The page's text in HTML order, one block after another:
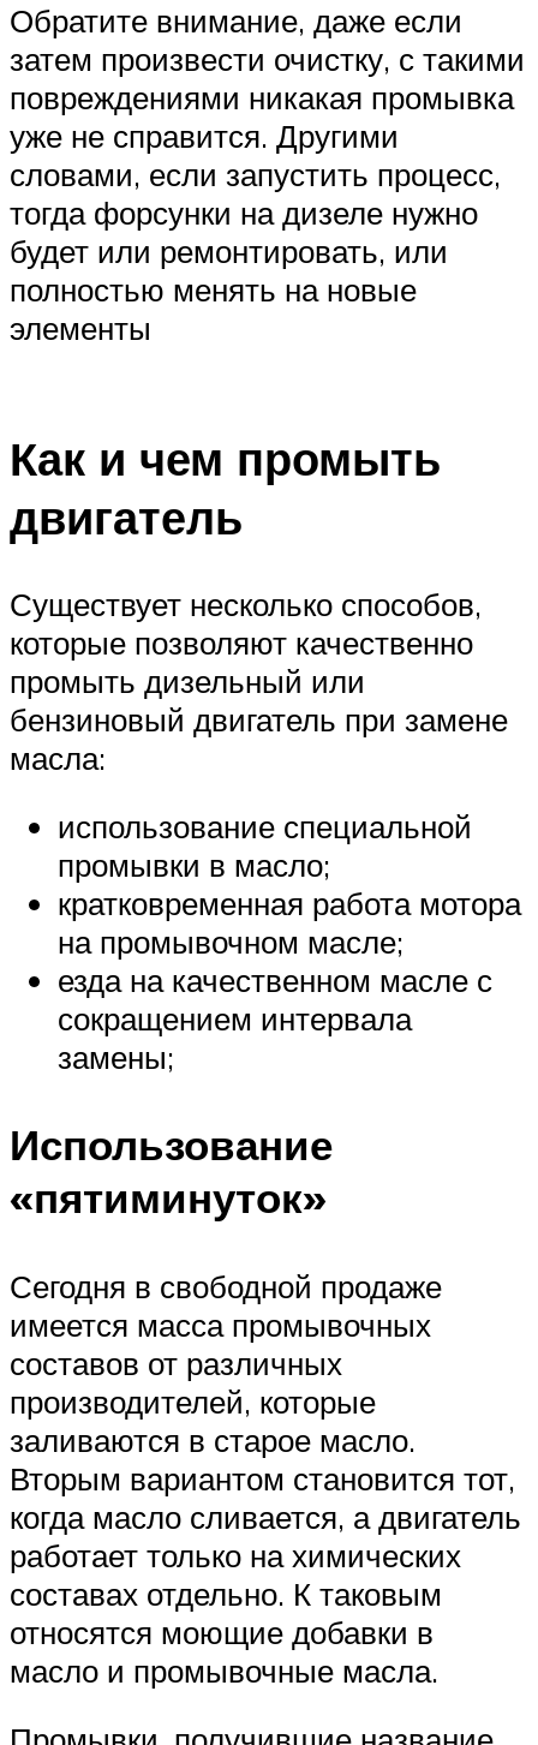
Обратите внимание, даже если
затем произвести очистку, с такими
повреждениями никакая промывка
уже не справится. Другими
словами, если запустить процесс,
тогда форсунки на дизеле нужно
будет или ремонтировать, или
полностью менять на новые
элементы
Как и чем промыть
двигатель
Существует несколько способов,
которые позволяют качественно
промыть дизельный или
бензиновый двигатель при замене
масла:
использование специальной
промывки в масло;
кратковременная работа мотора
на промывочном масле;
езда на качественном масле с
сокращением интервала
замены;
Использование
«пятиминуток»
Сегодня в свободной продаже
имеется масса промывочных
составов от различных
производителей, которые
заливаются в старое масло.
Вторым вариантом становится тот,
когда масло сливается, а двигатель
работает только на химических
составах отдельно. К таковым
относятся моющие добавки в
масло и промывочные масла.